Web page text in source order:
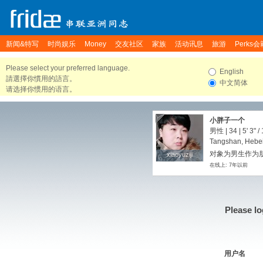
新闻&特写 时尚娱乐 Money 交友社区 家族 活动讯息 旅游 Perks会
Please select your preferred language.
請選擇你慣用的語言。
请选择你惯用的语言。
English
中文简体
xiaoyuziji
xiaoyuziji
小胖子一个
男性 | 34 | 5' 3" /
Tangshan,
对象为男生作为
在线上: 7年以前
Please
用户名